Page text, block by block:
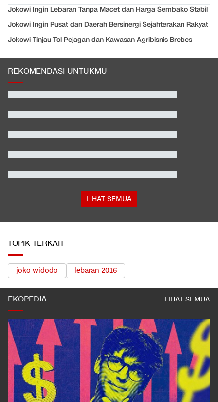
Jokowi Ingin Lebaran Tanpa Macet dan Harga Sembako Stabil
Jokowi Ingin Pusat dan Daerah Bersinergi Sejahterakan Rakyat
Jokowi Tinjau Tol Pejagan dan Kawasan Agribisnis Brebes
REKOMENDASI UNTUKMU
Trump Beber AS Siapkan Serangan ke Iran Melebihi Skala PD II
Video Mesum 'Yang Wis Yang' Banyuwangi, Pemeran Pria Jadi
Tersangka
Polisi Malaysia Kenali Petugas yang Loloskan Pilot Bawa
Narkoba ke RI
Persebaya Juara Piala Presiden 2026 usai Tekuk Persib via Adu
Penalti
Pemilik soal Ratusan Airsoft Gun di Sekolah Jaksel: Buat Ekskul
2026
TOPIK TERKAIT
EKOPEDIA LIHAT SEMUA